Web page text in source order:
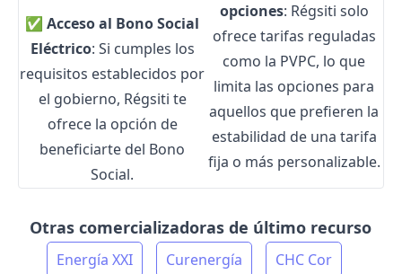
✅ Acceso al Bono Social
Eléctrico: Si cumples los
requisitos establecidos por
el gobierno, Régsiti te
ofrece la opción de
beneficiarte del Bono
Social.
opciones: Régsiti solo
ofrece tarifas reguladas
como la PVPC, lo que
limita las opciones para
aquellos que prefieren la
estabilidad de una tarifa
fija o más personalizable.
Otras comercializadoras de último recurso
Energía XXI Curenergía CHC Cor